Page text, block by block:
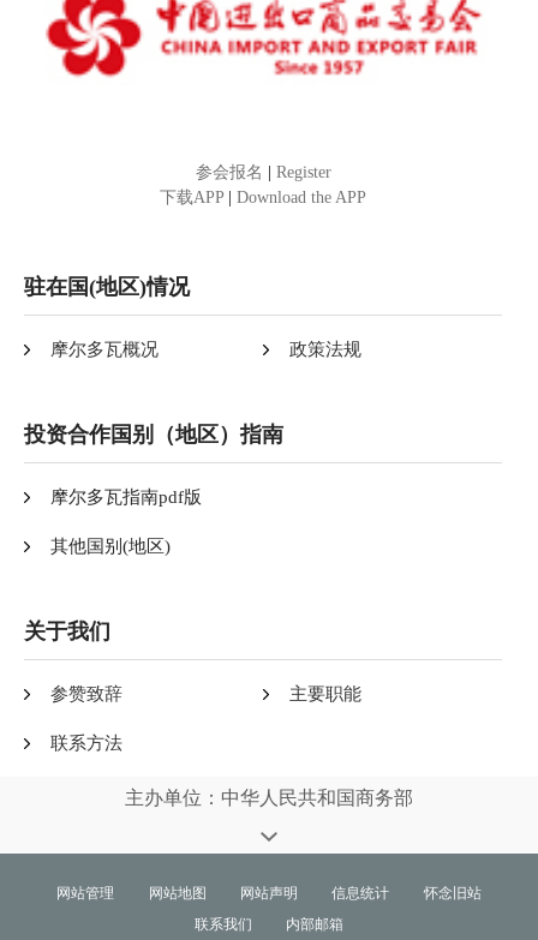
参会报名
Register
下载APP
Download the APP
驻在国(地区)情况
摩尔多瓦概况 政策法规
投资合作国别（地区）指南
摩尔多瓦指南pdf版
其他国别(地区)
关于我们
参赞致辞 主要职能
联系方法
主办单位：中华人民共和国商务部
网站管理 网站地图 网站声明 信息统计
怀念旧站
联系我们
内部邮箱